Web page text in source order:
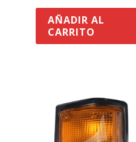
AÑADIR AL
CARRITO